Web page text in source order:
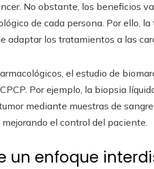
No obstante, los beneficios
de cada persona. Por ello,
adaptar los tratamientos a las
el estudio de
Por ejemplo, la biopsia
mediante muestras de
el control del paciente.
un enfoque